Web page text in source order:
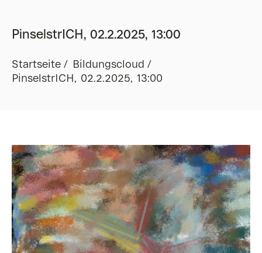
PinselstrICH, 02.2.2025, 13:00
Startseite
Bildungscloud
PinselstrICH, 02.2.2025, 13:00